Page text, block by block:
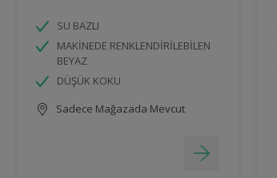
SU BAZLI
MAKİNEDE RENKLENDİRİLEBİLEN
BEYAZ
DÜŞÜK KOKU
Sadece Mağazada Mevcut